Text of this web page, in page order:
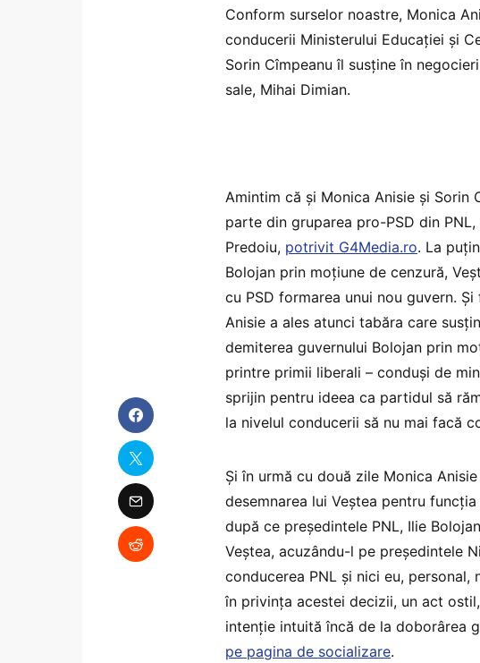
Conform surselor noastre, Monica
conducerii Ministerului Educației și
Sorin Cîmpeanu îl susține în
sale, Mihai Dimian.
Amintim că și Monica Anisie și Sorin
parte din gruparea pro-PSD din
Predoiu, potrivit G4Media.ro. La
Bolojan prin moțiune de cenzură,
cu PSD formarea unui nou guvern.
Anisie a ales atunci tabăra care
demiterea guvernului Bolojan prin
printre primii liberali – conduși de
sprijin pentru ideea ca partidul să
la nivelul conducerii să nu mai facă
Și în urmă cu două zile Monica
desemnarea lui Veștea pentru
după ce președintele PNL, Ilie
Veștea, acuzându-l pe președintele
conducerea PNL și nici eu,
în privința acestei decizii, un act
intenție intuită încă de la doborârea
pe pagina de socializare.